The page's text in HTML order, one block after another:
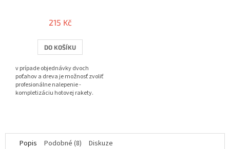
215 Kč
DO KOŠÍKU
v prípade objednávky dvoch
poťahov a dreva je možnosť zvoliť
profesionálne nalepenie -
kompletizáciu hotovej rakety.
Popis Podobné (8) Diskuze